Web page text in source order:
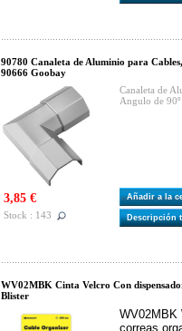
90780 Canaleta de Aluminio para
90666 Goobay
Canaleta de
Angulo de
3,85 €
Stock : 143
Añadir a la
Descripción
WV02MBK Cinta Velcro Con
Blister
WV02MBK
correas